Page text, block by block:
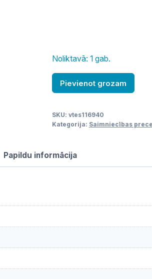
Noliktavā: 1 gab.
Statīvs
atkritumu
130L
Pievienot grozam
SKU: vtes116940
Kategorija: Saimniecības
Papildu informācija